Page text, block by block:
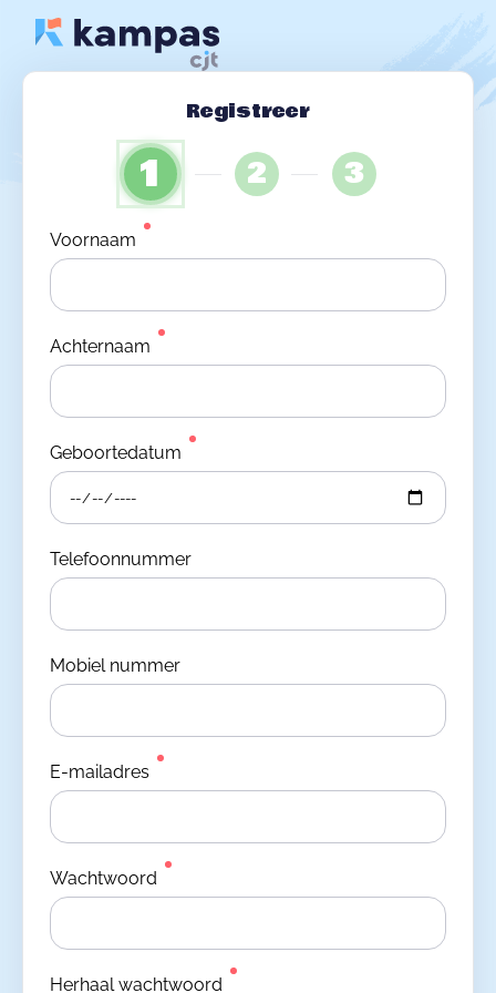
Registreer
1 2 3
Voornaam
Achternaam
Geboortedatum
Telefoonnummer
Mobiel nummer
E-mailadres
Wachtwoord
Herhaal wachtwoord